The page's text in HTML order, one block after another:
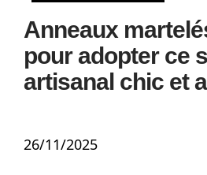
Anneaux
pour adopter ce
artisanal chic et
26/11/2025